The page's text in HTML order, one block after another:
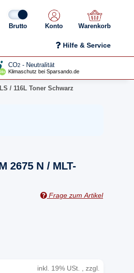
Konto Warenkorb
Hilfe & Service
CO2 - Neutralität
Klimaschutz bei Sparsando.de
/ 116L Toner Schwarz
2675 N / MLT-
Frage zum Artikel
inkl. 19% USt. , zzgl.